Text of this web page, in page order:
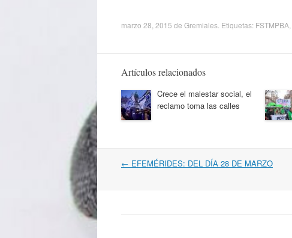
marzo 28, 2015 de Gremiales . Etiquetas: FSTMPBA
Artículos relacionados
Crece el malestar social, el
reclamo toma las calles
Navegación
← EFEMÉRIDES: DEL DÍA 28 DE MARZO